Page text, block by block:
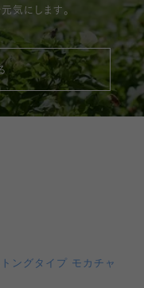
気にします。
ングタイプ モカチャ